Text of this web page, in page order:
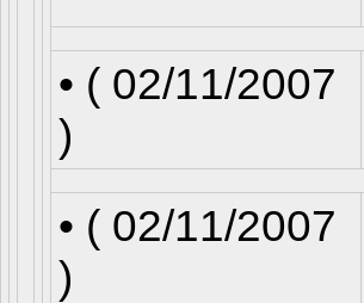
• ( 02/11/2007
)
• ( 02/11/2007
)